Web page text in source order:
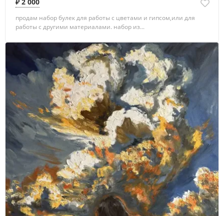
продам набор булек для работы с цветами и гипсом,или для
работы с другими материалами. набор из...